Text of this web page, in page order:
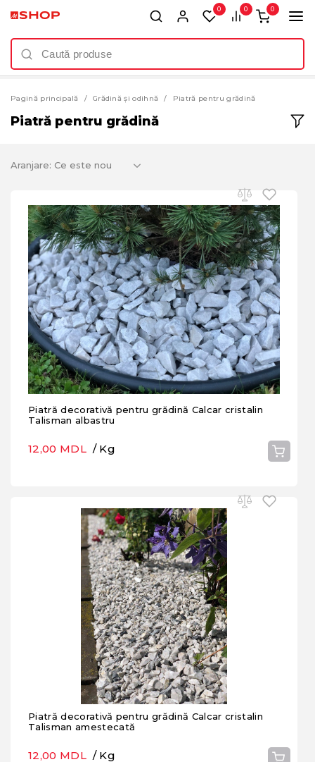
0 0 0
Pagină principală Grădină și odihnă Piatră pentru grădină
Piatră pentru grădină
Aranjare:
Piatră decorativă pentru grădină Calcar cristalin
Talisman albastru
12,00 MDL / Kg
Piatră decorativă pentru grădină Calcar cristalin
Talisman amestecată
12,00 MDL / Kg